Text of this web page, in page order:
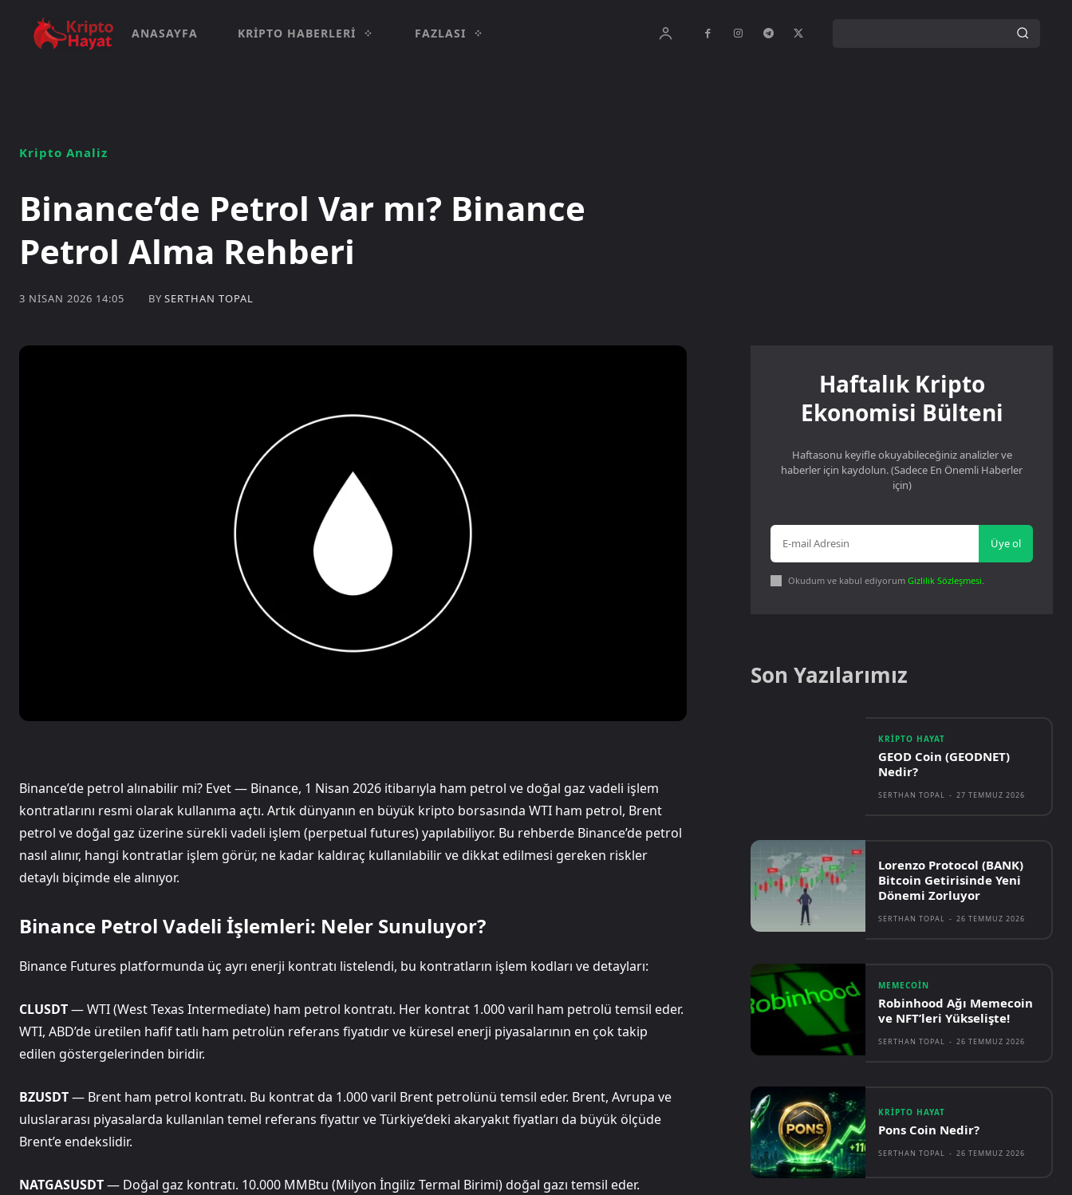
ANASAYFA KRIPTO HABERLERI FAZLASI
Kripto Analiz
Binance’de Petrol Var mı? Binance
Petrol Alma Rehberi
3 NISAN 2026 14:05 BY SERTHAN TOPAL
Binance’de petrol alınabilir mi? Evet — Binance, 1 Nisan 2026 itibarıyla ham petrol ve doğal gaz vadeli işlem
kontratlarını resmi olarak kullanıma açtı. Artık dünyanın en büyük kripto borsasında WTI ham petrol, Brent
petrol ve doğal gaz üzerine sürekli vadeli işlem (perpetual futures) yapılabiliyor. Bu rehberde Binance’de petrol
nasıl alınır, hangi kontratlar işlem görür, ne kadar kaldıraç kullanılabilir ve dikkat edilmesi gereken riskler
detaylı biçimde ele alınıyor.
Binance Petrol Vadeli İşlemleri: Neler Sunuluyor?
Binance Futures platformunda üç ayrı enerji kontratı listelendi, bu kontratların işlem kodları ve detayları:
CLUSDT— WTI (West Texas Intermediate) ham petrol kontratı. Her kontrat 1.000 varil ham petrolü temsil eder.
WTI, ABD’de üretilen hafif tatlı ham petrolün referans fiyatıdır ve küresel enerji piyasalarının en çok takip
edilen göstergelerinden biridir.
BZUSDT— Brent ham petrol kontratı. Bu kontrat da 1.000 varil Brent petrolünü temsil eder. Brent, Avrupa ve
uluslararası piyasalarda kullanılan temel referans fiyattır ve Türkiye’deki akaryakıt fiyatları da büyük ölçüde
Brent’e endekslidir.
NATGASUSDT— Doğal gaz kontratı. 10.000 MMBtu (Milyon İngiliz Termal Birimi) doğal gazı temsil eder.
Haftalık Kripto
Ekonomisi Bülteni
Haftasonu keyifle okuyabileceğiniz analizler ve
haberler için kaydolun. (Sadece En Önemli Haberler
için)
Üye ol
Okudum ve kabul ediyorumGizlilik Sözleşmesi.
Son Yazılarımız
KRIPTO HAYAT
GEOD Coin (GEODNET)
Nedir?
SERTHAN TOPAL - 27 TEMMUZ 2026
Lorenzo Protocol (BANK)
Bitcoin Getirisinde Yeni
Dönemi Zorluyor
SERTHAN TOPAL - 26 TEMMUZ 2026
MEMECOIN
Robinhood Ağı Memecoin
ve NFT’leri Yükselişte!
SERTHAN TOPAL - 26 TEMMUZ 2026
KRIPTO HAYAT
Pons Coin Nedir?
SERTHAN TOPAL - 26 TEMMUZ 2026